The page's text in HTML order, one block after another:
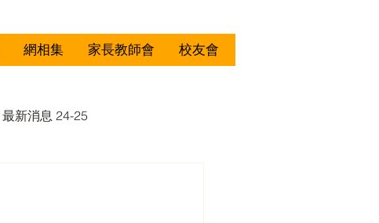
網相集 家長教師會 校友會
最新消息 24-25